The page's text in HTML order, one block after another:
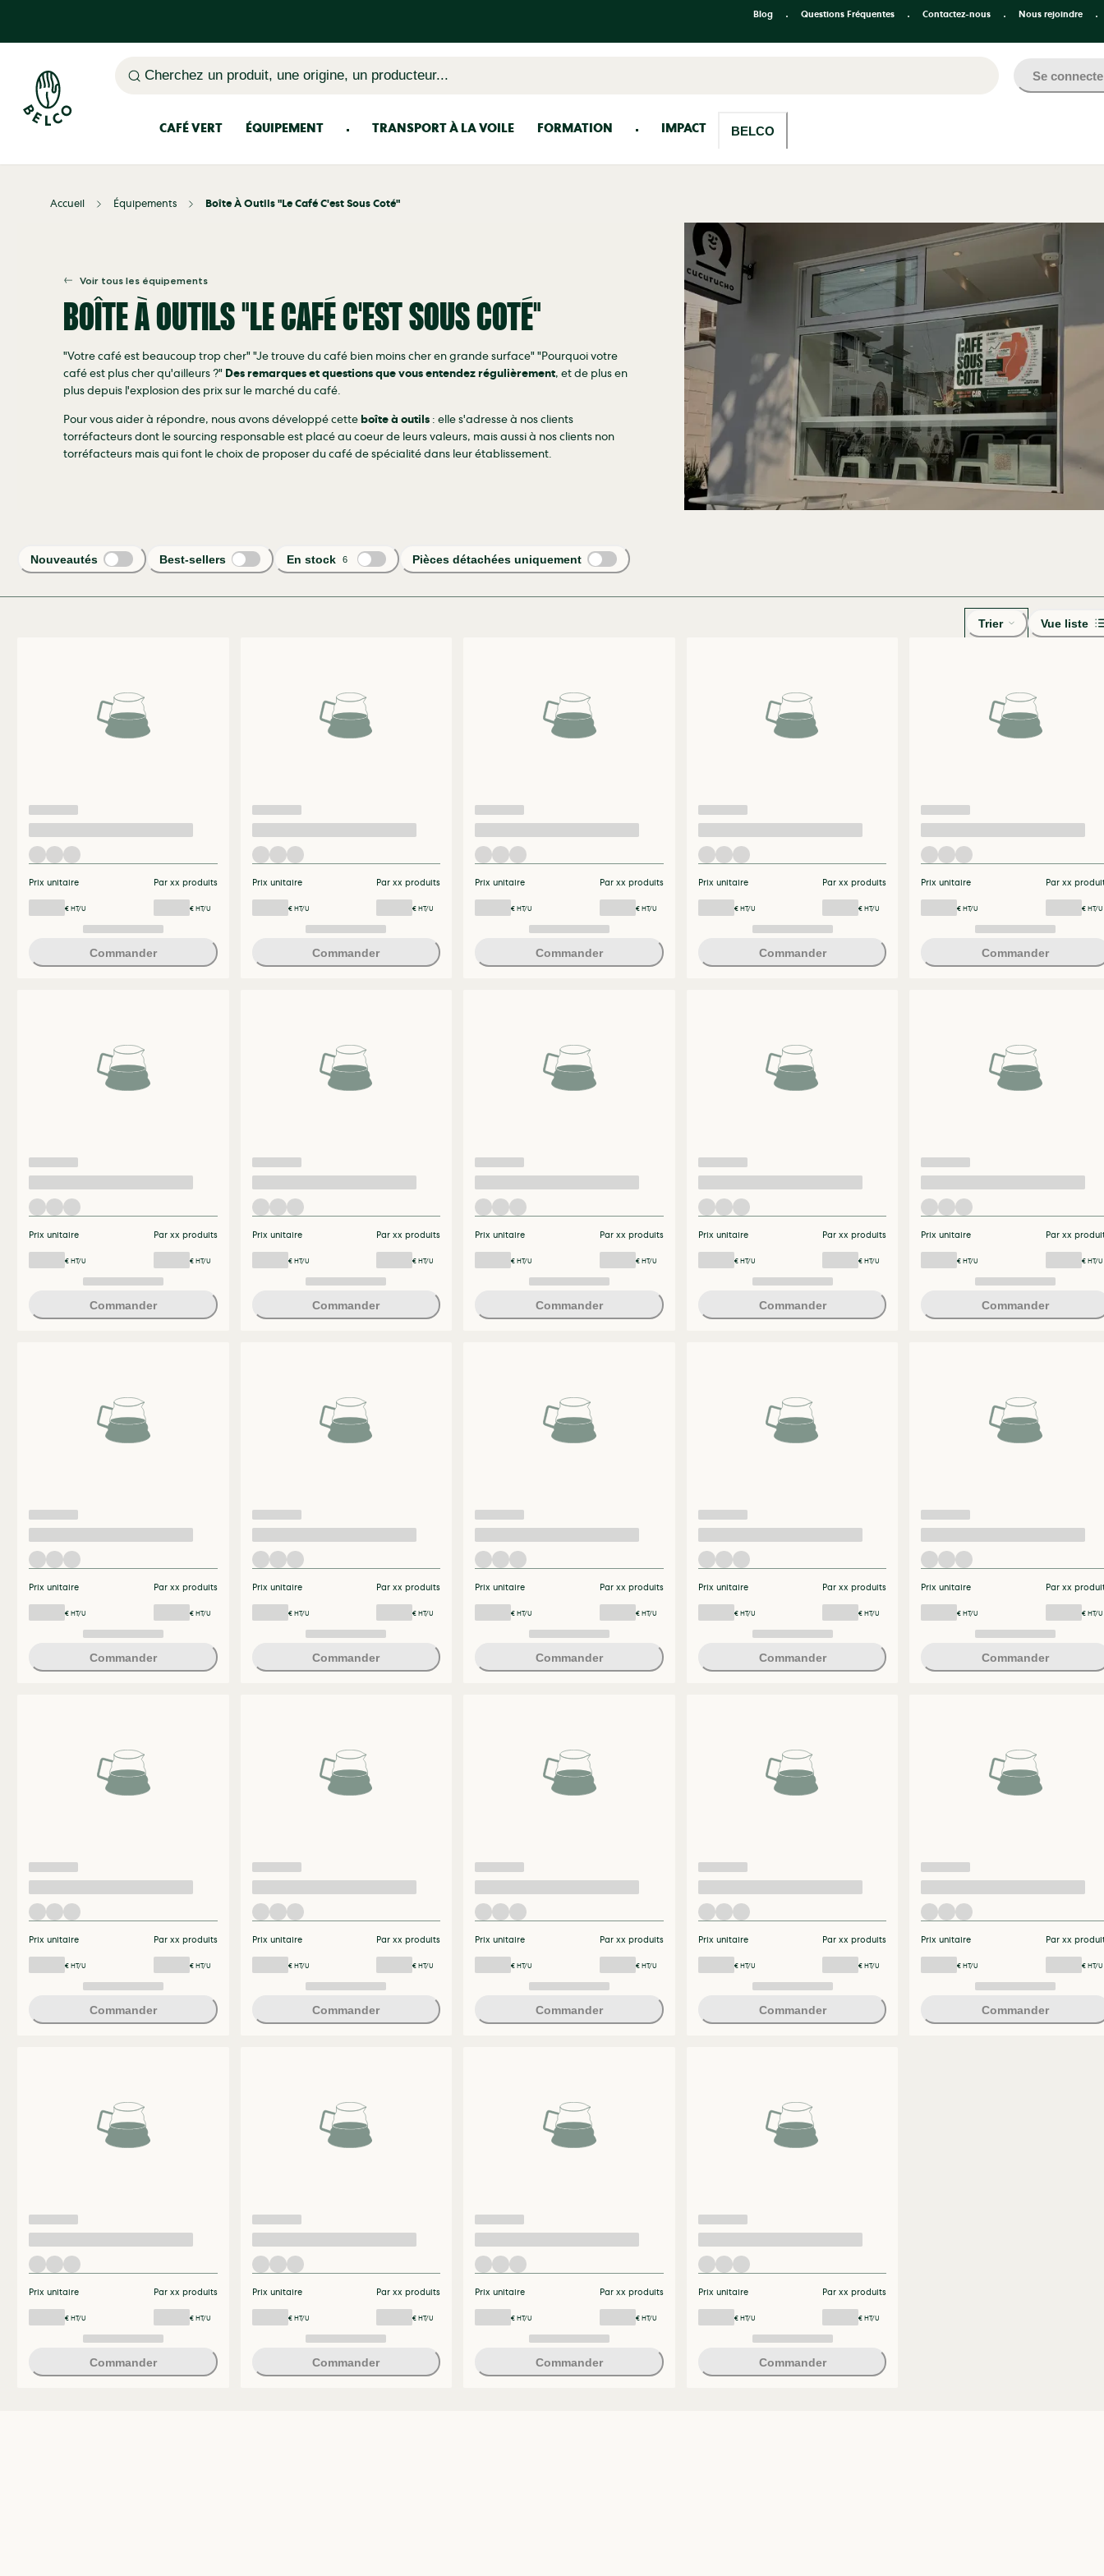
Blog Questions Fréquentes Contactez-nous Nous rejoindre
Cherchez un produit, une origine, un producteur...
CAFÉ VERT ÉQUIPEMENT TRANSPORT À LA VOILE FORMATION IMPACT BELCO
Se
Accueil Équipements Boîte À Outils "Le Café C'est Sous Coté"
Voir tous les équipements
BOÎTE À OUTILS "LE CAFÉ C'EST SOUS COTÉ"
"Votre café est beaucoup trop cher" "Je trouve du café bien moins cher en grande surface" "Pourquoi votre
café est plus cher qu'ailleurs ?" Des remarques et questions que vous entendez régulièrement, et de plus en
plus depuis l'explosion des prix sur le marché du café.
Pour vous aider à répondre, nous avons développé cette boîte à outils : elle s'adresse à nos clients
torréfacteurs dont le sourcing responsable est placé au coeur de leurs valeurs, mais aussi à nos clients non
torréfacteurs mais qui font le choix de proposer du café de spécialité dans leur établissement.
Nouveautés Best-sellers En stock 6 Pièces détachées uniquement
Trier Vue liste
Prix unitaire
€ HT/U
Par xx produits
€ HT/U
Commander
Prix unitaire
€ HT/U
Par xx produits
€ HT/U
Commander
Prix unitaire
€ HT/U
Par xx produits
€ HT/U
Commander
Prix unitaire
€ HT/U
Par xx produits
€ HT/U
Commander
Prix unitaire
€ HT/U
Par xx
€ HT/U
Commander
Prix unitaire
€ HT/U
Par xx produits
€ HT/U
Commander
Prix unitaire
€ HT/U
Par xx produits
€ HT/U
Commander
Prix unitaire
€ HT/U
Par xx produits
€ HT/U
Commander
Prix unitaire
€ HT/U
Par xx produits
€ HT/U
Commander
Prix unitaire
€ HT/U
Par xx
€ HT/U
Commander
Prix unitaire
€ HT/U
Par xx produits
€ HT/U
Commander
Prix unitaire
€ HT/U
Par xx produits
€ HT/U
Commander
Prix unitaire
€ HT/U
Par xx produits
€ HT/U
Commander
Prix unitaire
€ HT/U
Par xx produits
€ HT/U
Commander
Prix unitaire
€ HT/U
Par xx
€ HT/U
Commander
Prix unitaire
€ HT/U
Par xx produits
€ HT/U
Commander
Prix unitaire
€ HT/U
Par xx produits
€ HT/U
Commander
Prix unitaire
€ HT/U
Par xx produits
€ HT/U
Commander
Prix unitaire
€ HT/U
Par xx produits
€ HT/U
Commander
Prix unitaire
€ HT/U
Par xx
€ HT/U
Commander
Prix unitaire
€ HT/U
Par xx produits
€ HT/U
Commander
Prix unitaire
€ HT/U
Par xx produits
€ HT/U
Commander
Prix unitaire
€ HT/U
Par xx produits
€ HT/U
Commander
Prix unitaire
€ HT/U
Par xx produits
€ HT/U
Commander